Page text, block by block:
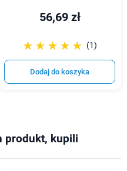
56,69 zł
☆☆☆☆☆
★★★★★ (1)
Dodaj do koszyka
produkt, kupili